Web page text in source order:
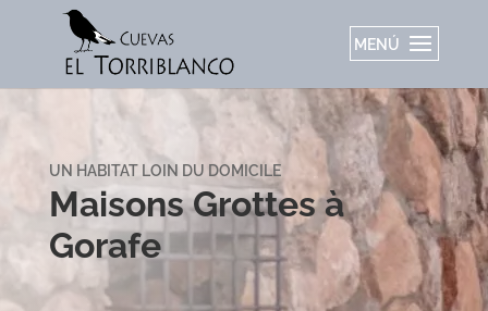
UN HABITAT LOIN DU DOMICILE
Maisons Grottes à
Gorafe